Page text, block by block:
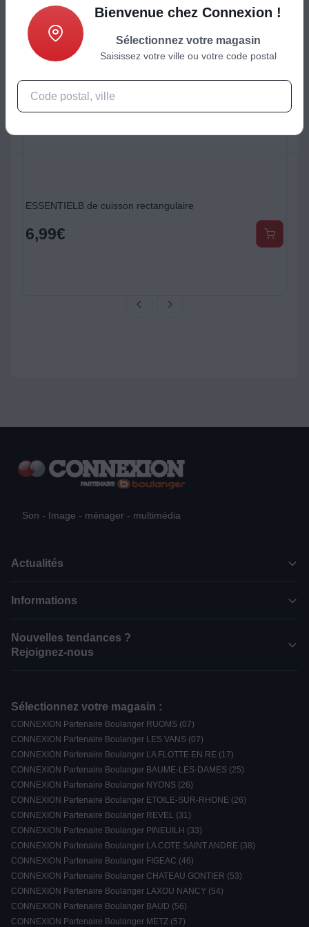
ESSENTIELB de cuisson rectangulaire
6,99€
Son - Image - ménager - multimédia
Actualités
Informations
Nouvelles tendances ?
Rejoignez-nous
Sélectionnez votre magasin :
CONNEXION Partenaire Boulanger RUOMS (07)
CONNEXION Partenaire Boulanger LES VANS (07)
CONNEXION Partenaire Boulanger LA FLOTTE EN RE (17)
CONNEXION Partenaire Boulanger BAUME-LES-DAMES (25)
CONNEXION Partenaire Boulanger NYONS (26)
CONNEXION Partenaire Boulanger ETOILE-SUR-RHONE (26)
CONNEXION Partenaire Boulanger REVEL (31)
CONNEXION Partenaire Boulanger PINEUILH (33)
CONNEXION Partenaire Boulanger LA COTE SAINT ANDRE (38)
CONNEXION Partenaire Boulanger FIGEAC (46)
CONNEXION Partenaire Boulanger CHATEAU GONTIER (53)
CONNEXION Partenaire Boulanger LAXOU NANCY (54)
CONNEXION Partenaire Boulanger BAUD (56)
CONNEXION Partenaire Boulanger METZ (57)
Bienvenue chez Connexion !
Sélectionnez votre magasin
Saisissez votre ville ou votre code postal